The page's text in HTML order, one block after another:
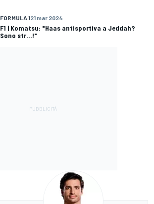
FORMULA 121 mar 2024
F1 | Komatsu: "Haas antisportiva a Jeddah?
Sono str...!"